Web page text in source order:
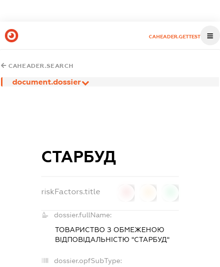
CAHEADER.GETTEST
CAHEADER.SEARCH
document.dossier
СТАРБУД
riskFactors.title
dossier.fullName:
ТОВАРИСТВО З ОБМЕЖЕНОЮ
ВІДПОВІДАЛЬНІСТЮ "СТАРБУД"
dossier.opfSubType: